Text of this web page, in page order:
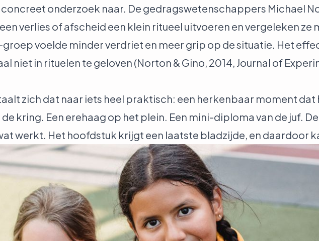
onderzoek naar. De gedragswetenschappers Michael
verlies of afscheid een klein ritueel uitvoeren en vergeleken ze
voelde minder verdriet en meer grip op de situatie. Het
niet in rituelen te geloven (Norton & Gino, 2014, Journal of
zich dat naar iets heel praktisch: een herkenbaar moment dat
kring. Een erehaag op het plein. Een mini-diploma van de juf.
werkt. Het hoofdstuk krijgt een laatste bladzijde, en daardoor